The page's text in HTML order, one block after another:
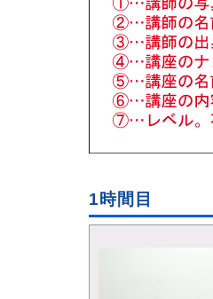
1時間目